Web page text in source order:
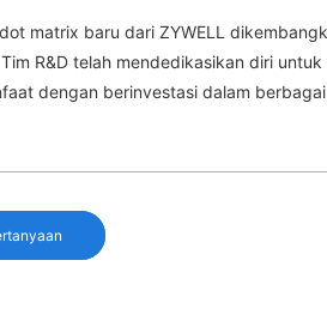
matrix baru dari ZYWELL
R&D telah mendedikasikan diri
dengan berinvestasi dalam